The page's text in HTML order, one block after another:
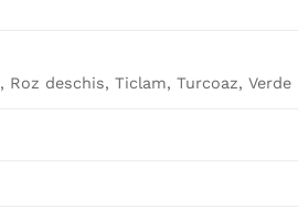
deschis, Ticlam, Turcoaz, Verde